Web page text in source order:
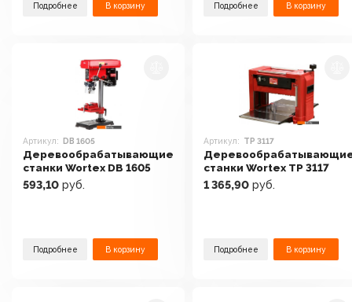
Подробнее В корзину Подробнее В корзину
Артикул: DB 1605
Деревообрабатывающие
станки Wortex DB 1605
593,10 руб.
Подробнее В корзину
Артикул: TP 3117
станки Wortex TP 3117
1 365,90 руб.
Подробнее В корзину